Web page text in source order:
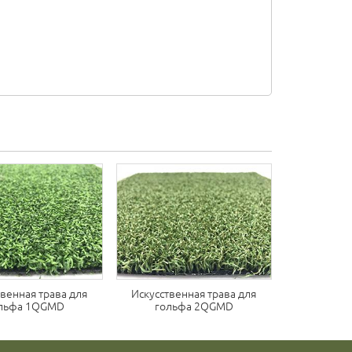
трава для
1QGMD
Искусственная трава для
гольфа 2QGMD